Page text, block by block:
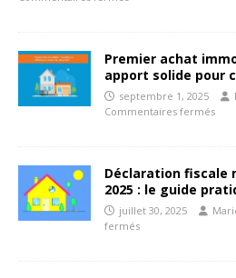
Premier achat
apport solide pour
septembre 1, 2025
Commentaires fermés
Déclaration fiscale
2025 : le guide
juillet 30, 2025
fermés